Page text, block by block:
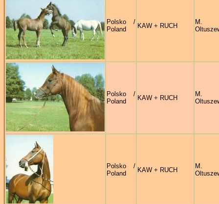
Polsko /
Poland
KAW + RUCH
M.
Polsko /
Poland
KAW + RUCH
M.
Polsko /
Poland
KAW + RUCH
M.